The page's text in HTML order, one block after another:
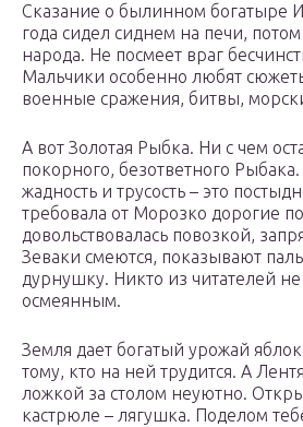
Сказание о былинном богатыре
года сидел сиднем на печи,
народа. Не посмеет враг
Мальчики особенно любят
военные сражения, битвы,
А вот Золотая Рыбка. Ни с чем
покорного, безответного
жадность и трусость – это
требовала от Морозко дорогие
довольствовалась повозкой,
Зеваки смеются, показывают
дурнушку. Никто из читателей не
осмеянным.
Земля дает богатый урожай
тому, кто на ней трудится. А
ложкой за столом неуютно.
кастрюле – лягушка. Поделом